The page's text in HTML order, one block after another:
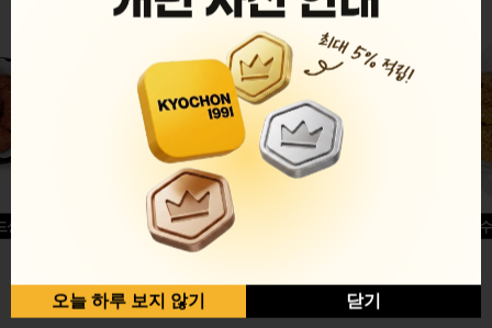
글윙
반반순살[레드+허니]
허니옥
오늘 하루 보지 않기 닫기